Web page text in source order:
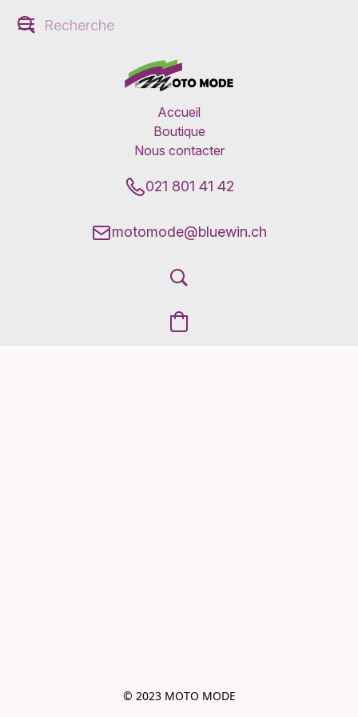
Accueil
Boutique
Nous contacter
021 801 41 42
motomode@bluewin.ch
© 2023 MOTO MODE